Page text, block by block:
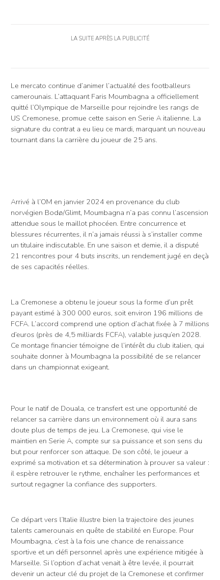
LA SUITE APRÈS LA PUBLICITÉ
Le mercato continue d’animer l’actualité des footballeurs
camerounais. L’attaquant Faris Moumbagna a officiellement
quitté l’Olympique de Marseille pour rejoindre les rangs de
US Cremonese, promue cette saison en Serie A italienne. La
signature du contrat a eu lieu ce mardi, marquant un nouveau
tournant dans la carrière du joueur de 25 ans.
Arrivé à l’OM en janvier 2024 en provenance du club
norvégien Bodø/Glimt, Moumbagna n’a pas connu l’ascension
attendue sous le maillot phocéen. Entre concurrence et
blessures récurrentes, il n’a jamais réussi à s’installer comme
un titulaire indiscutable. En une saison et demie, il a disputé
21 rencontres pour 4 buts inscrits, un rendement jugé en deçà
de ses capacités réelles.
La Cremonese a obtenu le joueur sous la forme d’un prêt
payant estimé à 300 000 euros, soit environ 196 millions de
FCFA. L’accord comprend une option d’achat fixée à 7 millions
d’euros (près de 4,5 milliards FCFA), valable jusqu’en 2028.
Ce montage financier témoigne de l’intérêt du club italien, qui
souhaite donner à Moumbagna la possibilité de se relancer
dans un championnat exigeant.
Pour le natif de Douala, ce transfert est une opportunité de
relancer sa carrière dans un environnement où il aura sans
doute plus de temps de jeu. La Cremonese, qui vise le
maintien en Serie A, compte sur sa puissance et son sens du
but pour renforcer son attaque. De son côté, le joueur a
exprimé sa motivation et sa détermination à prouver sa valeur :
il espère retrouver le rythme, enchaîner les performances et
surtout regagner la confiance des supporters.
Ce départ vers l’Italie illustre bien la trajectoire des jeunes
talents camerounais en quête de stabilité en Europe. Pour
Moumbagna, c’est à la fois une chance de renaissance
sportive et un défi personnel après une expérience mitigée à
Marseille. Si l’option d’achat venait à être levée, il pourrait
devenir un acteur clé du projet de la Cremonese et confirmer